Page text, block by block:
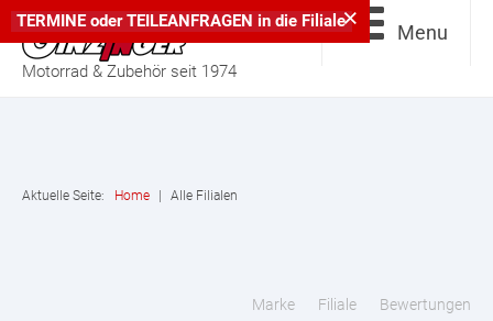
Motorrad & Zubehör seit 1974
Menu
Aktuelle Seite: Home Alle Filialen
Marke Filiale Bewertungen
×
TERMINE oderTEILEANFRAGEN in die Filiale